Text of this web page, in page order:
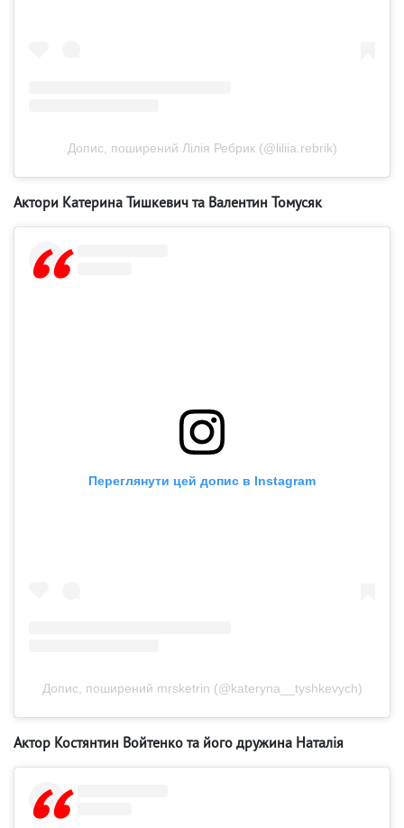
Допис, поширений Лілія Ребрик (@liliia.rebrik)
Актори Катерина Тишкевич та Валентин Томусяк
Переглянути цей допис в Instagram
Допис, поширений mrsketrin (@kateryna__tyshkevych)
Актор Костянтин Войтенко та його дружина Наталія